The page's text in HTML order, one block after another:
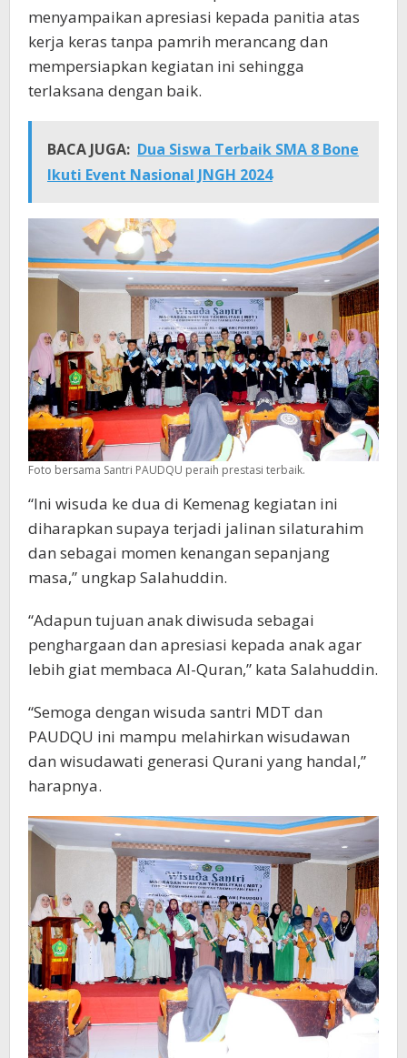
menyampaikan apresiasi kepada panitia atas
kerja keras tanpa pamrih merancang dan
mempersiapkan kegiatan ini sehingga
terlaksana dengan baik.
BACA JUGA: Dua Siswa Terbaik SMA 8 Bone
Ikuti Event Nasional JNGH 2024
Foto bersama Santri PAUDQU peraih prestasi terbaik.
“Ini wisuda ke dua di Kemenag kegiatan ini
diharapkan supaya terjadi jalinan silaturahim
dan sebagai momen kenangan sepanjang
masa,” ungkap Salahuddin.
“Adapun tujuan anak diwisuda sebagai
penghargaan dan apresiasi kepada anak agar
lebih giat membaca Al-Quran,” kata Salahuddin.
“Semoga dengan wisuda santri MDT dan
PAUDQU ini mampu melahirkan wisudawan
dan wisudawati generasi Qurani yang handal,”
harapnya.